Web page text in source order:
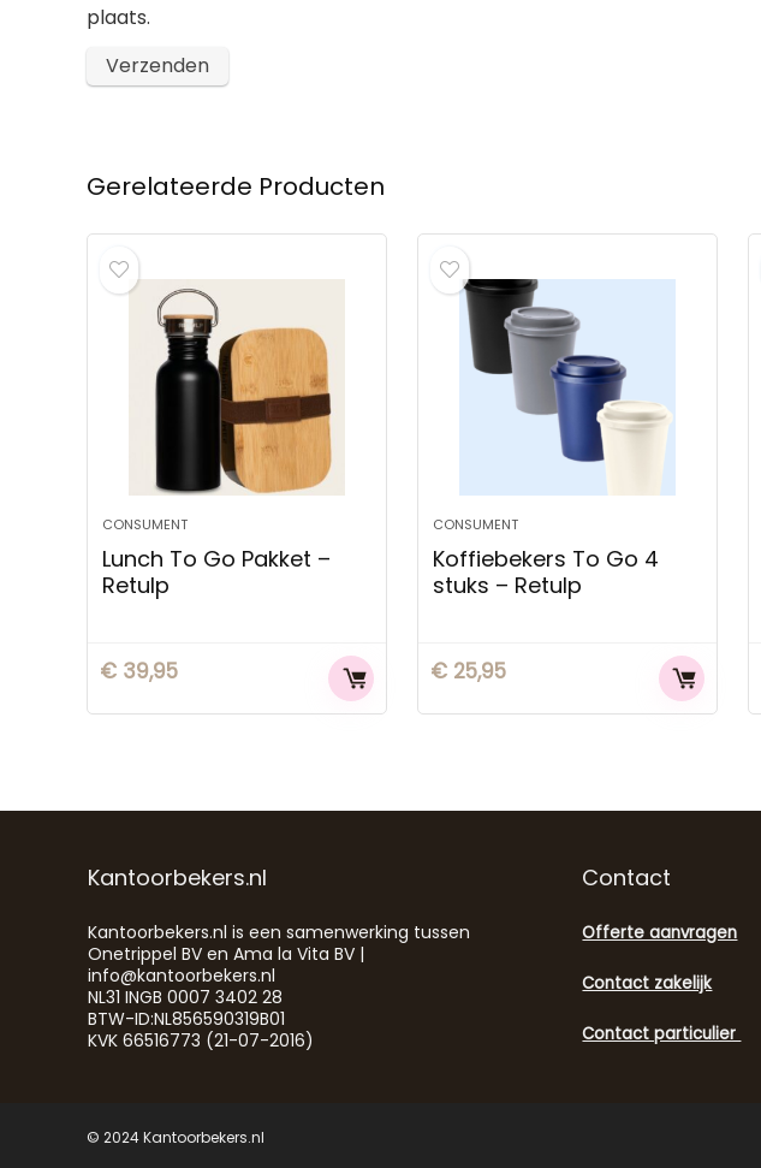
plaats.
Gerelateerde Producten
CONSUMENT
Lunch To Go Pakket –
Retulp
€ 39,95
CONSUMENT
Koffiebekers To Go 4
stuks – Retulp
€25,95
Kantoorbekers.nl
Kantoorbekers.nl is een samenwerking tussen
Onetrippel BV en Ama la Vita BV |
info@kantoorbekers.nl
NL31 INGB 0007 3402 28
BTW-ID:NL856590319B01
KVK 66516773 (21-07-2016)
Contact
Offerte aanvragen
Contact zakelijk
Contact particulier
© 2024 Kantoorbekers.nl